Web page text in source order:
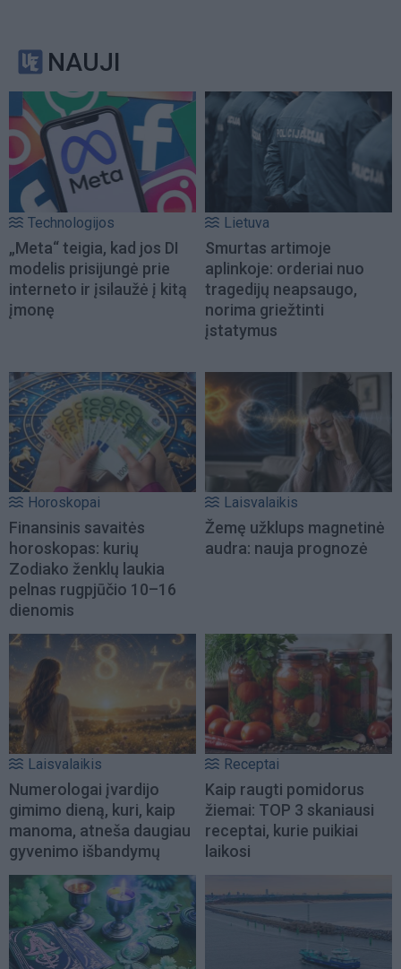
NAUJI
Technologijos
„Meta“ teigia, kad jos DI
modelis prisijungė prie
interneto ir įsilaužė į kitą
įmonę
Lietuva
Smurtas artimoje
aplinkoje: orderiai nuo
tragedijų neapsaugo,
norima griežtinti
įstatymus
Horoskopai
Finansinis savaitės
horoskopas: kurių
Zodiako ženklų laukia
pelnas rugpjūčio 10–16
dienomis
Laisvalaikis
Žemę užklups magnetinė
audra: nauja prognozė
Laisvalaikis
Numerologai įvardijo
gimimo dieną, kuri, kaip
manoma, atneša daugiau
gyvenimo išbandymų
Receptai
Kaip raugti pomidorus
žiemai: TOP 3 skaniausi
receptai, kurie puikiai
laikosi